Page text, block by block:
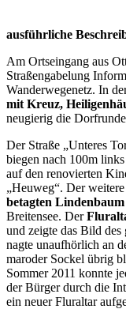
ausführliche
Am Ortseingang aus
Straßengabelung
Wanderwegenetz. In
mit Kreuz,
neugierig die
Der Straße „Unteres
biegen nach 100m
auf den renovierten
„Heuweg“. Der
betagten Lindenbaum
Breitensee. Der
und zeigte das Bild
nagte unaufhörlich an
maroder Sockel übrig
Sommer 2011 konnte
der Bürger durch die
ein neuer Fluraltar